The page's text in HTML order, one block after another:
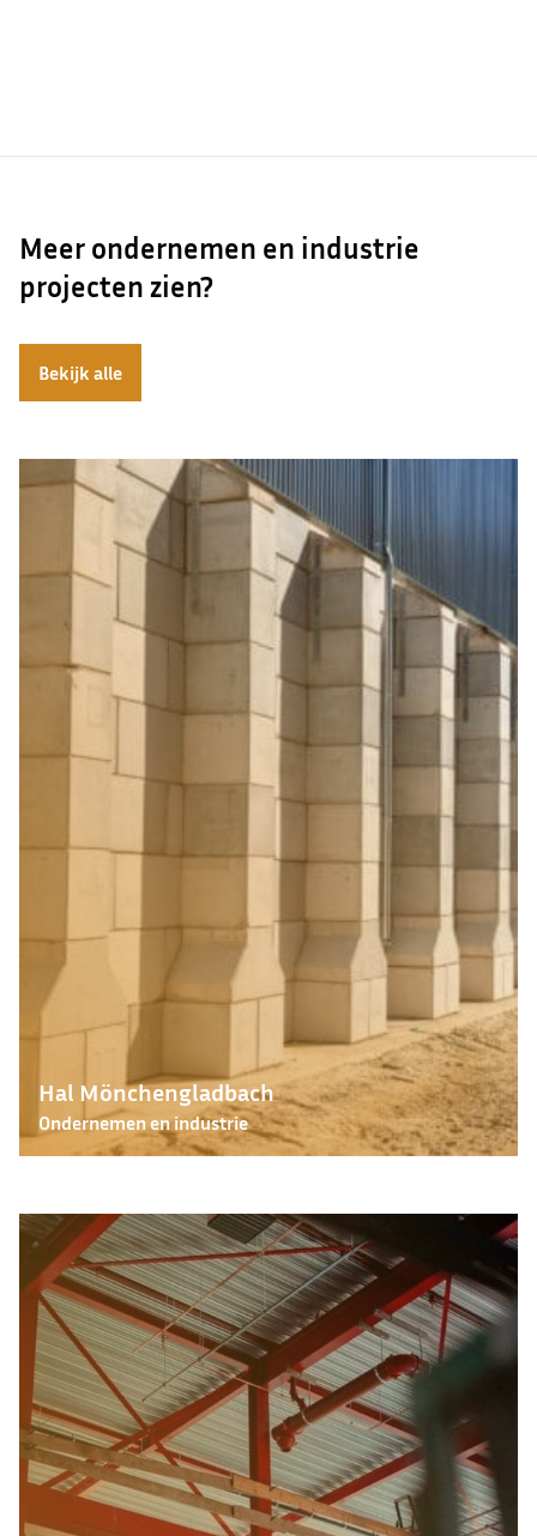
Meer ondernemen en industrie
projecten zien?
Bekijk alle
Hal Mönchengladbach
Ondernemen en industrie